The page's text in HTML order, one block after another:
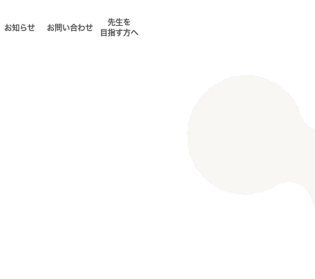
お知らせ お問い合わせ
先生を
目指す方へ